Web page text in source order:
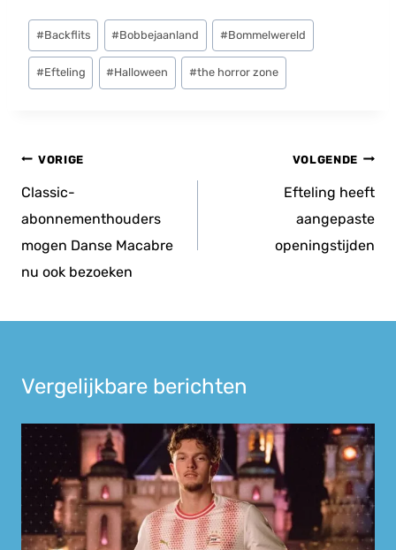
Bericht
tags:
#Backflits #Bobbejaanland #Bommelwereld
#Efteling #Halloween #the horror zone
Bericht
navigatie
VORIGE
Classic-
abonnementhouders
mogen Danse Macabre
nu ook bezoeken
VOLGENDE
Efteling heeft
aangepaste
openingstijden
Vergelijkbare berichten